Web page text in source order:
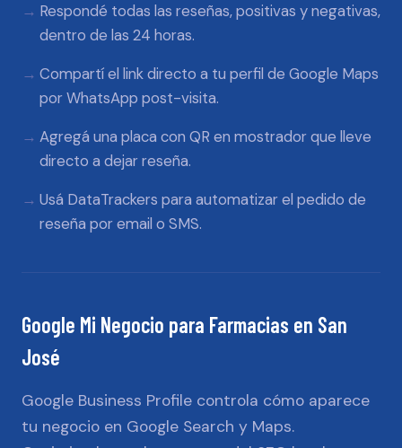
Respondé todas las reseñas, positivas y negativas,
dentro de las 24 horas.
Compartí el link directo a tu perfil de Google Maps
por WhatsApp post-visita.
Agregá una placa con QR en mostrador que lleve
directo a dejar reseña.
Usá DataTrackers para automatizar el pedido de
reseña por email o SMS.
Google Mi Negocio para Farmacias en San
José
Google Business Profile controla cómo aparece
tu negocio en Google Search y Maps.